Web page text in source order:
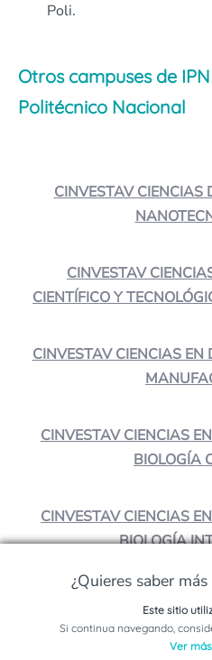
Poli.
Otros campuses de
Politécnico Nacional
CINVESTAV CIENCIAS
CINVESTAV
CIENTÍFICO Y
CINVESTAV CIENCIAS EN
CINVESTAV CIENCIAS
BIOLOGÍA
CINVESTAV CIENCIAS
BIOLOGÍA
¿Crees que es
¡Compártelo!
¿Quieres saber
Solicita información
Este sitio
Si continua navegando,
Ver más